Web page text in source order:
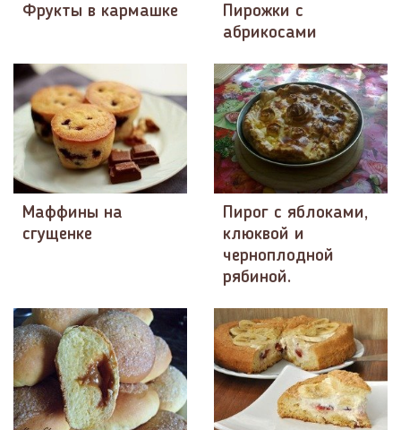
Фрукты в кармашке
Пирожки с
абрикосами
Маффины на
сгущенке
Пирог с яблоками,
клюквой и
черноплодной
рябиной.